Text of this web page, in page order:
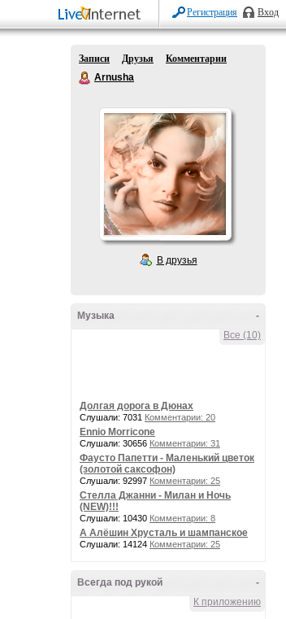
Регистрация Вход
Записи Друзья
Комментарии
Arnusha
В друзья
-
Музыка
Все (10)
Долгая дорога в Дюнах
Слушали: 7031 Комментарии: 20
Ennio Morricone
Слушали: 30656 Комментарии: 31
Фаусто Папетти - Маленький цветок
(золотой саксофон)
Слушали: 92997 Комментарии: 25
Стелла Джанни - Милан и Ночь
(NEW)!!!
Слушали: 10430 Комментарии: 8
А Алёшин Хрусталь и шампанское
Слушали: 14124 Комментарии: 25
-
Всегда под рукой
К приложению